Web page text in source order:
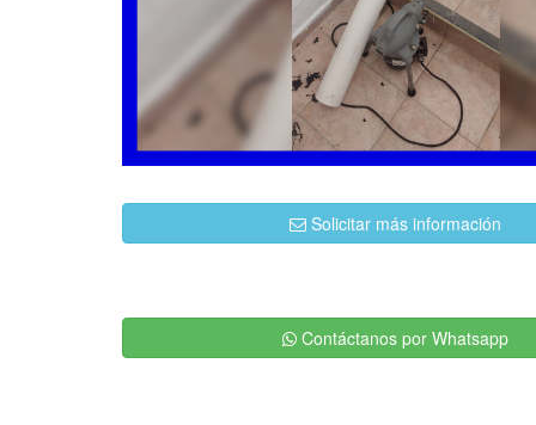
Solicitar más información
Contáctanos por Whatsapp